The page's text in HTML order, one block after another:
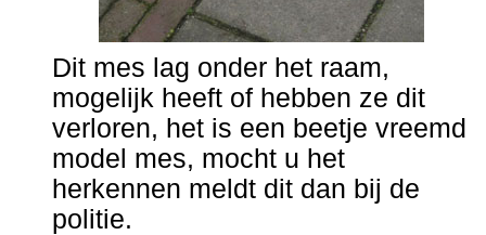
Dit mes lag onder het raam,
mogelijk heeft of hebben ze dit
verloren, het is een beetje vreemd
model mes, mocht u het
herkennen meldt dit dan bij de
politie.